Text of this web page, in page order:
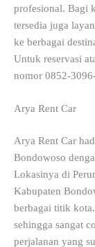
profesional. Bagi
tersedia juga
ke berbagai
Untuk reservasi
nomor 0852-
Arya Rent Car
Arya Rent Car
Bondowoso
Lokasinya di
Kabupaten
berbagai titik
sehingga sangat
perjalanan yang